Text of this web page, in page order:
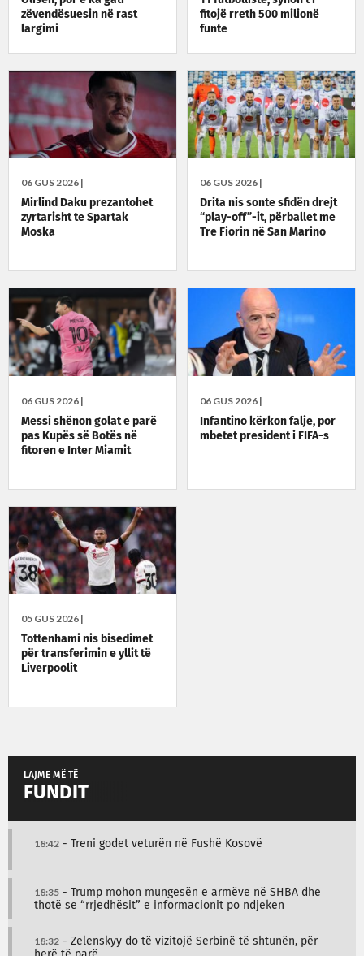
zëvendësuesin në rast
largimi
fitojë rreth 500 milionë
funte
06 GUS 2026 |
Mirlind Daku prezantohet
zyrtarisht te Spartak
Moska
06 GUS 2026 |
Drita nis sonte sfidën drejt
“play-off”-it, përballet me
Tre Fiorin në San Marino
06 GUS 2026 |
Messi shënon golat e parë
pas Kupës së Botës në
fitoren e Inter Miamit
06 GUS 2026 |
Infantino kërkon falje, por
mbetet president i FIFA-s
05 GUS 2026 |
Tottenhami nis bisedimet
për transferimin e yllit të
Liverpoolit
LAJME MË TË
FUNDIT
18:42 - Treni godet veturën në Fushë Kosovë
18:35 - Trump mohon mungesën e armëve në SHBA dhe
thotë se “rrjedhësit” e informacionit po ndjeken
18:32 - Zelenskyy do të vizitojë Serbinë të shtunën, për